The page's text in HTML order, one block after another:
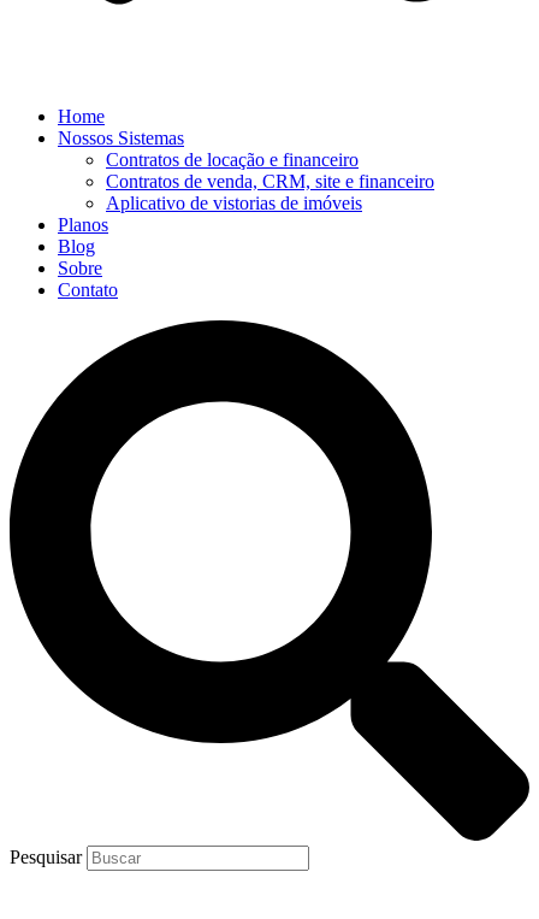
Home
Nossos Sistemas
Contratos de locação e financeiro
Contratos de venda, CRM, site e financeiro
Aplicativo de vistorias de imóveis
Planos
Blog
Sobre
Contato
Pesquisar